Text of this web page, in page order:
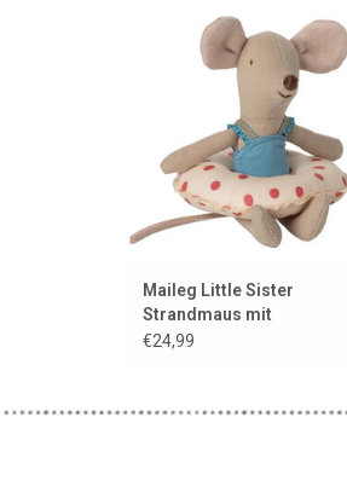
Kleine Schwester, Strandmaus
mit Schwimmring
ZUM WARENKORB HINZUFÜGEN
Maileg Little Sister
Strandmaus mit
Schwimmring
€24,99